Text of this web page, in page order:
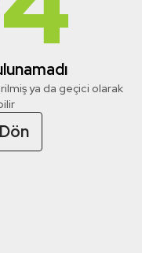
ya da geçici olarak